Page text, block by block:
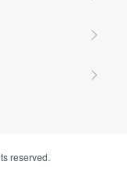
reserved.